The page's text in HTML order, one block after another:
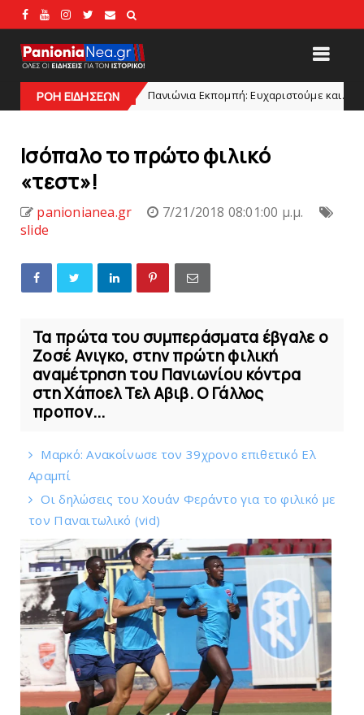
ΡΟΗ ΕΙΔΗΣΕΩΝ
Πανιώνια Εκπομπή: Eυχαριστούμε και... συνεχίζουμε!
Ισόπαλο το πρώτο φιλικό
«τεστ»!
panionianea.gr
7/21/2018 08:01:00 μ.μ.
slide
Τα πρώτα του συμπεράσματα έβγαλε ο
Ζοσέ Ανιγκο, στην πρώτη φιλική
αναμέτρηση του Πανιωνίου κόντρα
στη Χάποελ Τελ Αβιβ. Ο Γάλλος
προπον...
Mαρκό: Ανακοίνωσε τον 39χρονο επιθετικό Ελ
Αραμπί
Οι δηλώσεις του Χουάν Φεράντο για το φιλικό με
τoν Παναιτωλικό (vid)